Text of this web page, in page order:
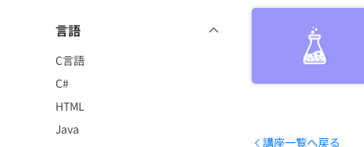
インタビュー
就活成功ガイド
言語
C言語
C#
HTML
Java
講座一覧へ戻る